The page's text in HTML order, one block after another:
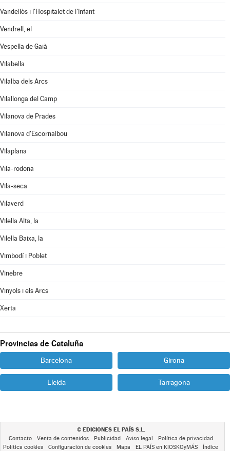
Vandellòs i l'Hospitalet de l'Infant
Vendrell, el
Vespella de Gaià
Vilabella
Vilalba dels Arcs
Vilallonga del Camp
Vilanova de Prades
Vilanova d'Escornalbou
Vilaplana
Vila-rodona
Vila-seca
Vilaverd
Vilella Alta, la
Vilella Baixa, la
Vimbodí i Poblet
Vinebre
Vinyols i els Arcs
Xerta
Provincias de Cataluña
Barcelona Girona
Lleida Tarragona
© EDICIONES EL PAÍS S.L.
Contacto Venta de contenidos Publicidad Aviso legal
Política de privacidad
Política cookies
Configuración de cookies Mapa EL PAÍS en KIOSKOyMÁS Índice